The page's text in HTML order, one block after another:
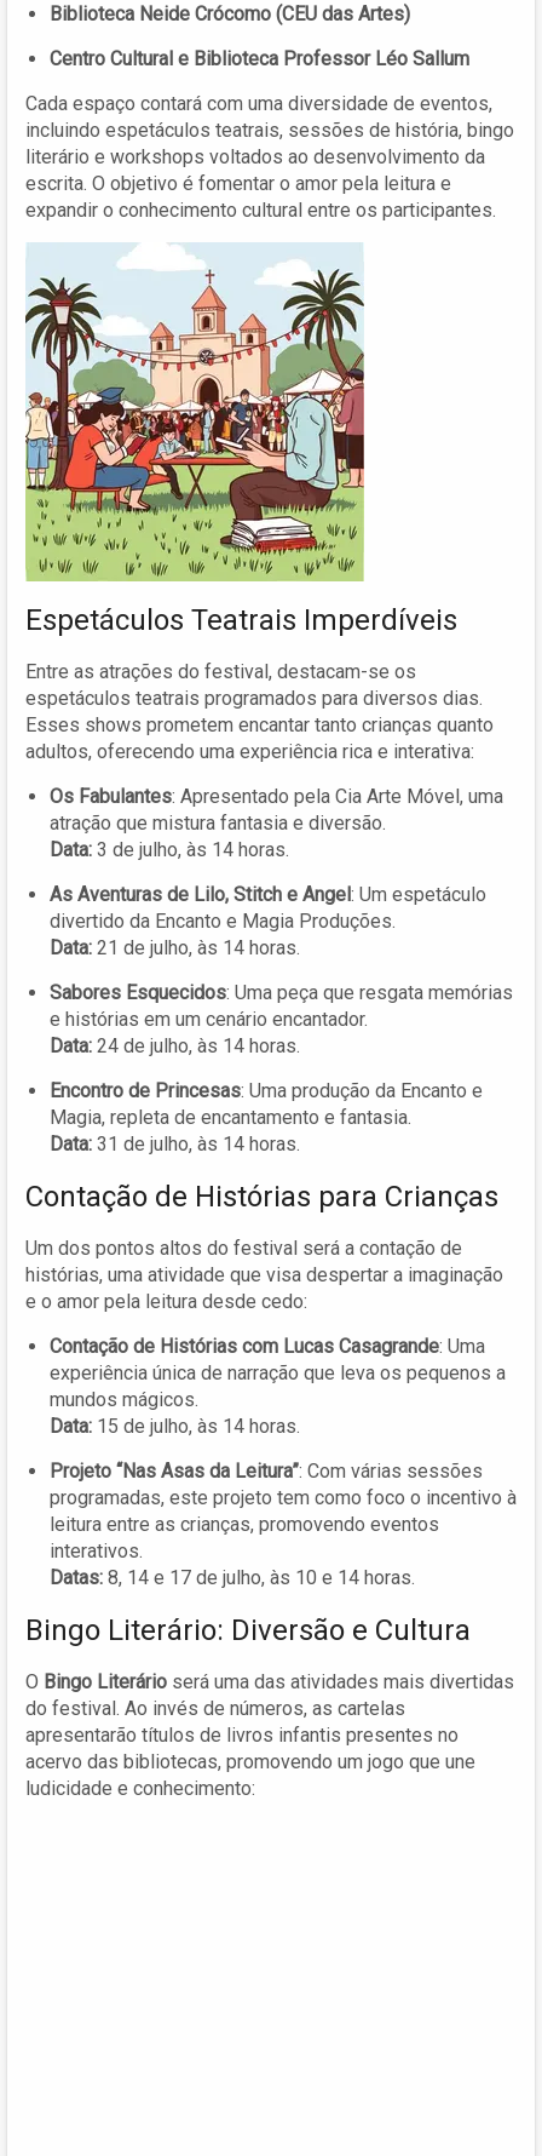
Biblioteca Neide Crócomo (CEU das Artes)
Centro Cultural e Biblioteca Professor Léo Sallum
Cada espaço contará com uma diversidade de eventos,
incluindo espetáculos teatrais, sessões de história, bingo
literário e workshops voltados ao desenvolvimento da
escrita. O objetivo é fomentar o amor pela leitura e
expandir o conhecimento cultural entre os participantes.
Espetáculos Teatrais Imperdíveis
Entre as atrações do festival, destacam-se os
espetáculos teatrais programados para diversos dias.
Esses shows prometem encantar tanto crianças quanto
adultos, oferecendo uma experiência rica e interativa:
Os Fabulantes: Apresentado pela Cia Arte Móvel, uma
atração que mistura fantasia e diversão.
Data: 3 de julho, às 14 horas.
As Aventuras de Lilo, Stitch e Angel: Um espetáculo
divertido da Encanto e Magia Produções.
Data: 21 de julho, às 14 horas.
Sabores Esquecidos: Uma peça que resgata memórias
e histórias em um cenário encantador.
Data: 24 de julho, às 14 horas.
Encontro de Princesas: Uma produção da Encanto e
Magia, repleta de encantamento e fantasia.
Data: 31 de julho, às 14 horas.
Contação de Histórias para Crianças
Um dos pontos altos do festival será a contação de
histórias, uma atividade que visa despertar a imaginação
e o amor pela leitura desde cedo:
Contação de Histórias com Lucas Casagrande: Uma
experiência única de narração que leva os pequenos a
mundos mágicos.
Data: 15 de julho, às 14 horas.
Projeto “Nas Asas da Leitura”: Com várias sessões
programadas, este projeto tem como foco o incentivo à
leitura entre as crianças, promovendo eventos
interativos.
Datas: 8, 14 e 17 de julho, às 10 e 14 horas.
Bingo Literário: Diversão e Cultura
O Bingo Literário será uma das atividades mais divertidas
do festival. Ao invés de números, as cartelas
apresentarão títulos de livros infantis presentes no
acervo das bibliotecas, promovendo um jogo que une
ludicidade e conhecimento: